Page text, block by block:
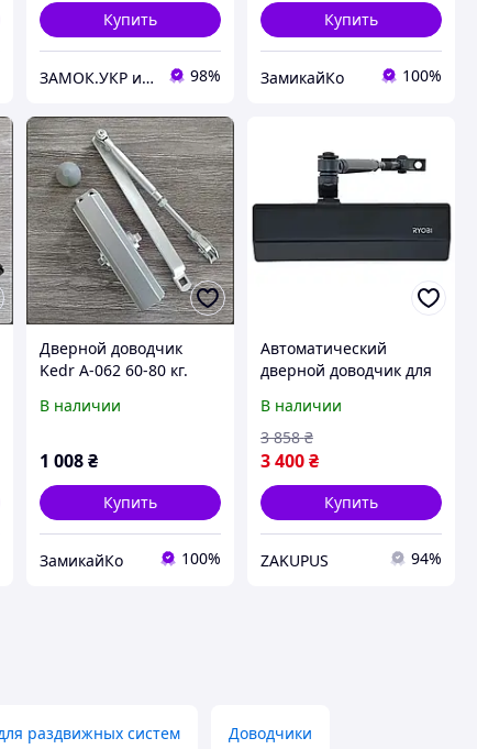
Купить
ЗАМОК.УКР интернет-магазин замков и фурнитуры 98%
Купить
ЗамикайКо 100%
Дверной доводчик
Kedr A-062 60-80 кг.
В наличии
1 008 ₴
Купить
ЗамикайКо 100%
Автоматический
дверной доводчик для
Grey anthracite (99-
00012876)
В наличии
3 400₴
3 858 ₴
Купить
ZAKUPUS 94%
раздвижных систем Доводчики